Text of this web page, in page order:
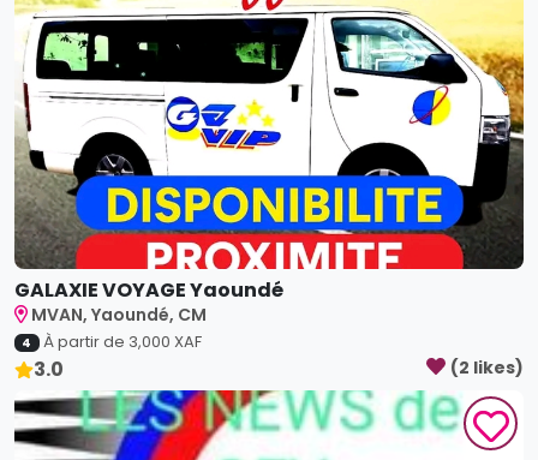
GALAXIE VOYAGE Yaoundé
MVAN, Yaoundé, CM
4 À partir de 3,000 XAF
3.0 (2 likes)